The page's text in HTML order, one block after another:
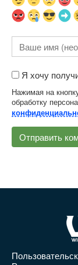
Я хочу
Нажимая на
обработку